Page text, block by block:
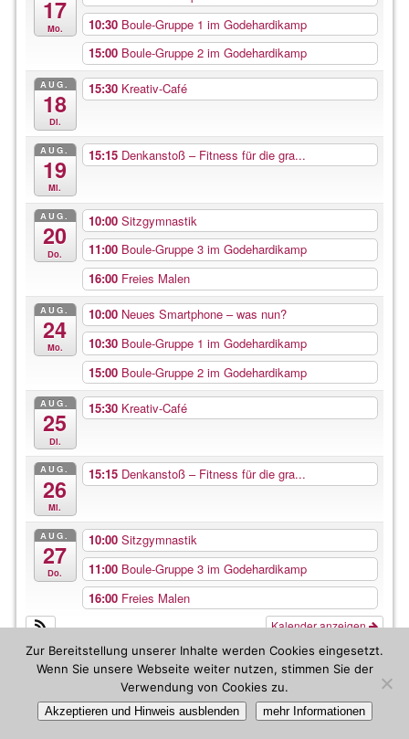
17
Mo.
10:30 Boule-Gruppe 1 im Godehardikamp
15:00 Boule-Gruppe 2 im Godehardikamp
AUG.
18
Di.
15:30 Kreativ-Café
AUG.
19
Mi.
15:15 Denkanstoß – Fitness für die gra...
AUG.
20
Do.
10:00 Sitzgymnastik
11:00 Boule-Gruppe 3 im Godehardikamp
16:00 Freies Malen
AUG.
24
Mo.
10:00 Neues Smartphone – was nun?
10:30 Boule-Gruppe 1 im Godehardikamp
15:00 Boule-Gruppe 2 im Godehardikamp
AUG.
25
Di.
15:30 Kreativ-Café
AUG.
26
Mi.
15:15 Denkanstoß – Fitness für die gra...
AUG.
27
Do.
10:00 Sitzgymnastik
11:00 Boule-Gruppe 3 im Godehardikamp
16:00 Freies Malen
Kalender anzeigen
©2026 -Bürgertreff Hildesheim -Weaver Xtreme Theme
Zur Bereitstellung unserer Inhalte werden Cookies eingesetzt.
Wenn Sie unsere Webseite weiter nutzen, stimmen Sie der
Verwendung von Cookies zu.
Akzeptieren und Hinweis ausblenden mehr Informationen